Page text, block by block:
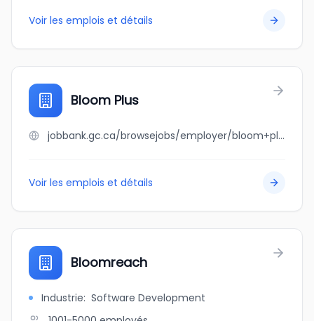
Voir les emplois et détails
Bloom Plus
jobbank.gc.ca/browsejobs/employer/bloom+plus/ca
Voir les emplois et détails
Bloomreach
Industrie: Software Development